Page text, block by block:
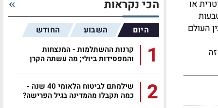
או
העולם
הכי נקראות
היום השבוע החודש
1
קרנות ההשתלמות - המנצחות
והמפסידות ביולי; מה עשתה הקרן
2
שילמתם לביטוח הלאומי 40 שנה -
כמה תקבלו מהמדינה בגיל הפרישה?